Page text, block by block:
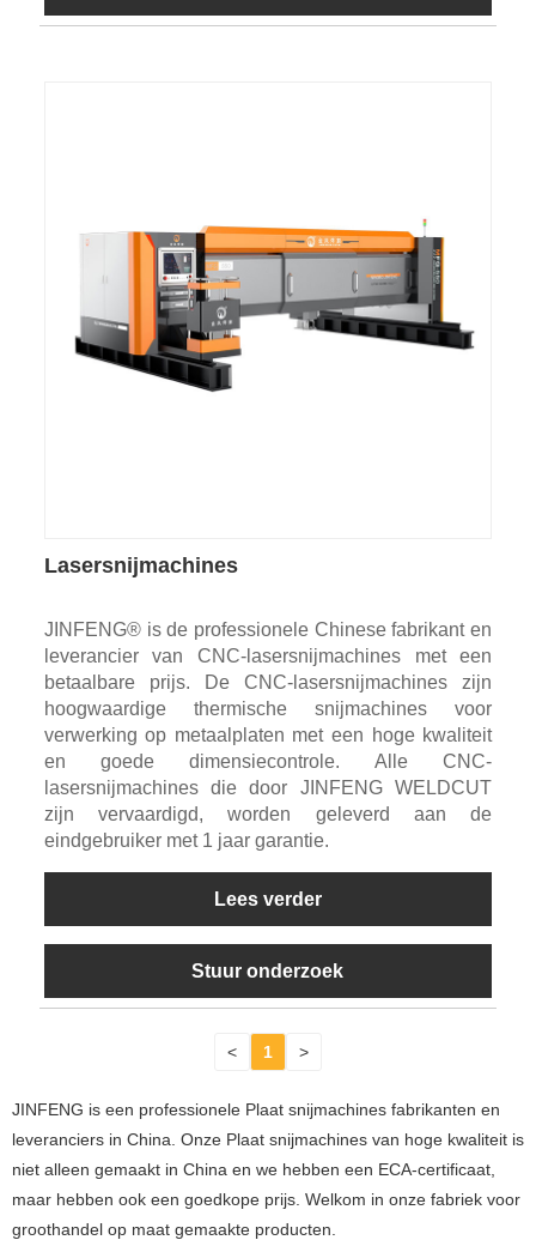
Lasersnijmachines
JINFENG® is de professionele Chinese fabrikant en
leverancier van CNC-lasersnijmachines met een
betaalbare prijs. De CNC-lasersnijmachines zijn
hoogwaardige thermische snijmachines voor
verwerking op metaalplaten met een hoge kwaliteit
en goede dimensiecontrole. Alle CNC-
lasersnijmachines die door JINFENG WELDCUT
zijn vervaardigd, worden geleverd aan de
eindgebruiker met 1 jaar garantie.
Lees verder
Stuur onderzoek
< 1 >
JINFENG is een professionele Plaat snijmachines fabrikanten en
leveranciers in China. Onze Plaat snijmachines van hoge kwaliteit is
niet alleen gemaakt in China en we hebben een ECA-certificaat,
maar hebben ook een goedkope prijs. Welkom in onze fabriek voor
groothandel op maat gemaakte producten.